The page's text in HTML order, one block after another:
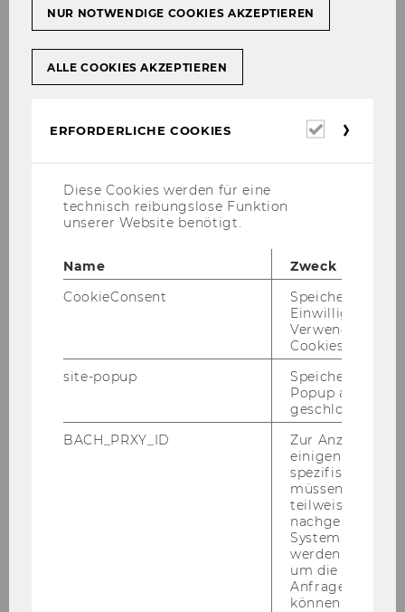
ver­eint.
chen des ISSET
News
Supervision – 5 Projects available!
How deep is our Carbon-​Lock-in? Can we es­
cape fos­sil fuel de­pen­dence? What are the
eco­no­mic and so­cial vul­nera­bi­li­ties in­vol­ved?
NUR NOTWENDIGE COOKIES AKZEPTIEREN
ALLE COOKIES AKZEPTIEREN
ERFORDERLICHE COOKIES
Diese Cookies werden für eine
technisch reibungslose Funktion
unserer Website benötigt.
Name
Zweck
CookieConsent
Speichert Ihre
Einwilligung zur
Verwendung von
Cookies.
site-popup
Speichert ob ein
Popup
geschlossen
BACH_PRXY_ID
Zur Anzeige von
einigen WU-
spezifischen
müssen
teilweise von
nachgelagerten
System
werden.
um die Antwort
Anfrage
können.